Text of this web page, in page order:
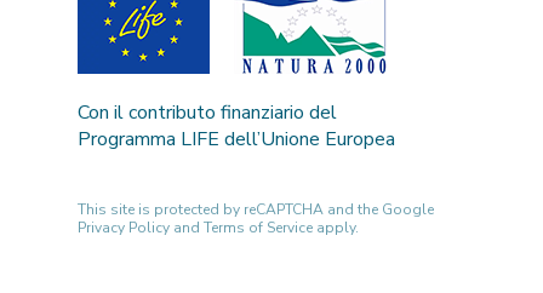
Con il contributo finanziario del
Programma LIFE dell’Unione Europea
This site is protected by reCAPTCHA and the Google
Privacy Policy and Terms of Service apply.